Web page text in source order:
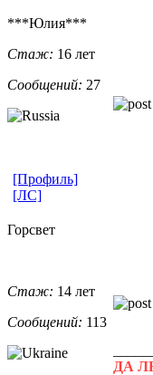
***Юлия***
Стаж: 16 лет
Сообщений: 27
[Профиль]
[ЛС]
Горсвет
Стаж: 14 лет
Сообщений: 113
ДА